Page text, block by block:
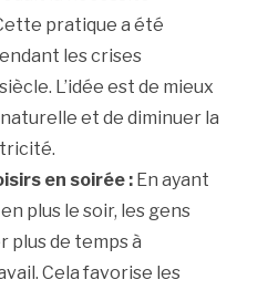
pratique a été
les crises
L’idée est de mieux
et de diminuer la
en soirée : En ayant
plus le soir, les gens
plus de temps à
Cela favorise les